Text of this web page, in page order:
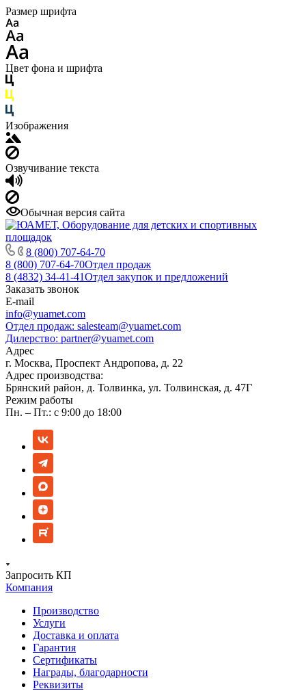
Размер шрифта
Цвет фона и шрифта
Изображения
Озвучивание текста
Обычная версия сайта
8 (800) 707-64-70
8 (800) 707-64-70Отдел продаж
8 (4832) 34-41-41Отдел закупок и предложений
Заказать звонок
E-mail
info@yuamet.com
Отдел продаж: salesteam@yuamet.com
Дилерство: partner@yuamet.com
Адрес
г. Москва, Проспект Андропова, д. 22
Адрес производства:
Брянский район, д. Толвинка, ул. Толвинская, д. 47Г
Режим работы
Пн. – Пт.: с 9:00 до 18:00
Запросить КП
Компания
Производство
Услуги
Доставка и оплата
Гарантия
Сертификаты
Награды, благодарности
Реквизиты